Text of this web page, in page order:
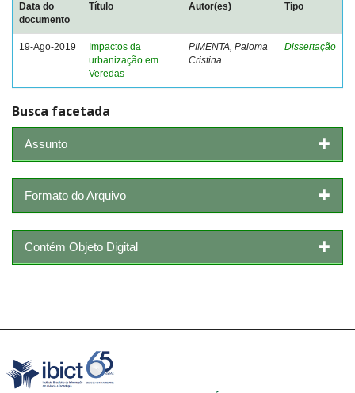
Data do
documento
Título Autor(es) Tipo
19-Ago-2019
Impactos da
urbanização em
Veredas
PIMENTA, Paloma
Cristina
Dissertação
Busca facetada
Assunto
Formato do Arquivo
Contém Objeto Digital